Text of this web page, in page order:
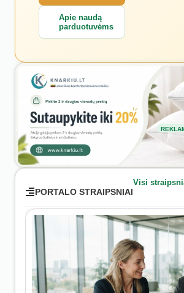
Apie naudą
parduotuvėms
PORTALO STRAIPSNIAI
Visi